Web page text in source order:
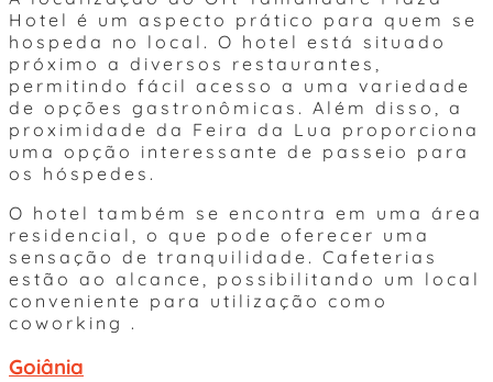
Hotel é um aspecto prático para quem se
hospeda no local. O hotel está situado
próximo a diversos restaurantes,
permitindo fácil acesso a uma variedade
de opções gastronômicas. Além disso, a
proximidade da Feira da Lua proporciona
uma opção interessante de passeio para
os hóspedes.
O hotel também se encontra em uma área
residencial, o que pode oferecer uma
sensação de tranquilidade. Cafeterias
estão ao alcance, possibilitando um local
conveniente para utilização como
coworking .
Goiânia